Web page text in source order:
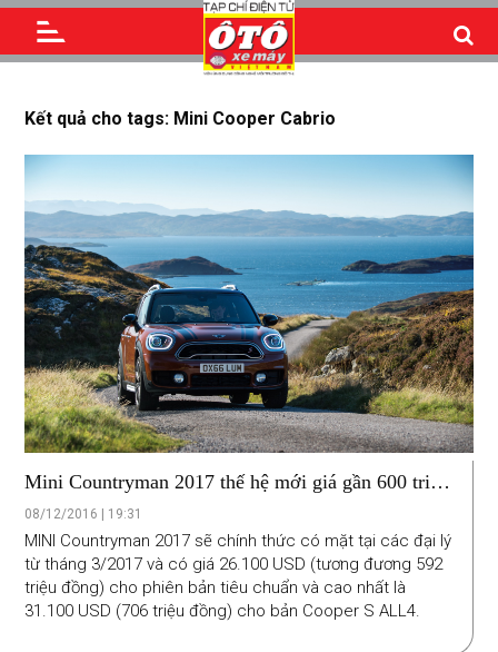
Kết quả cho tags: Mini Cooper Cabrio
Mini Countryman 2017 thế hệ mới giá gần 600 triệu
đồng
08/12/2016 | 19:31
MINI Countryman 2017 sẽ chính thức có mặt tại các đại lý
từ tháng 3/2017 và có giá 26.100 USD (tương đương 592
triệu đồng) cho phiên bản tiêu chuẩn và cao nhất là
31.100 USD (706 triệu đồng) cho bản Cooper S ALL4.